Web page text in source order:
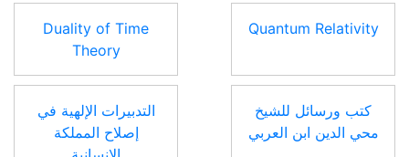
Quantum Relativity
Duality of Time
Theory
كتب ورسائل للشيخ
محي الدين ابن العربي
التدبيرات الإلهية في
إصلاح المملكة